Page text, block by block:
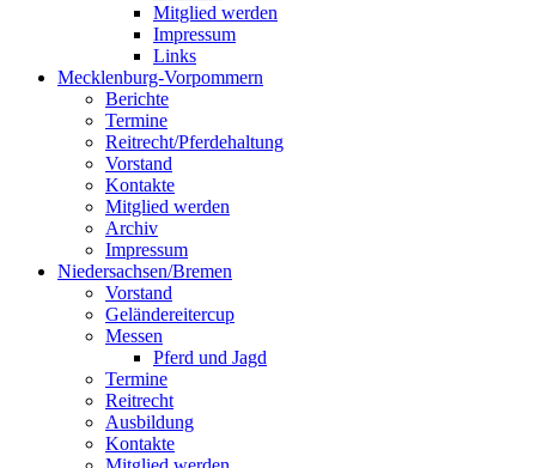
Mitglied werden
Impressum
Links
Mecklenburg-Vorpommern
Berichte
Termine
Reitrecht/Pferdehaltung
Vorstand
Kontakte
Mitglied werden
Archiv
Impressum
Niedersachsen/Bremen
Vorstand
Geländereitercup
Messen
Pferd und Jagd
Termine
Reitrecht
Ausbildung
Kontakte